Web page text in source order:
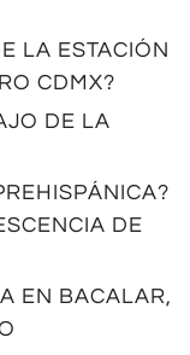
LA ESTACIÓN
CDMX?
DE LA
DE
EN BACALAR,